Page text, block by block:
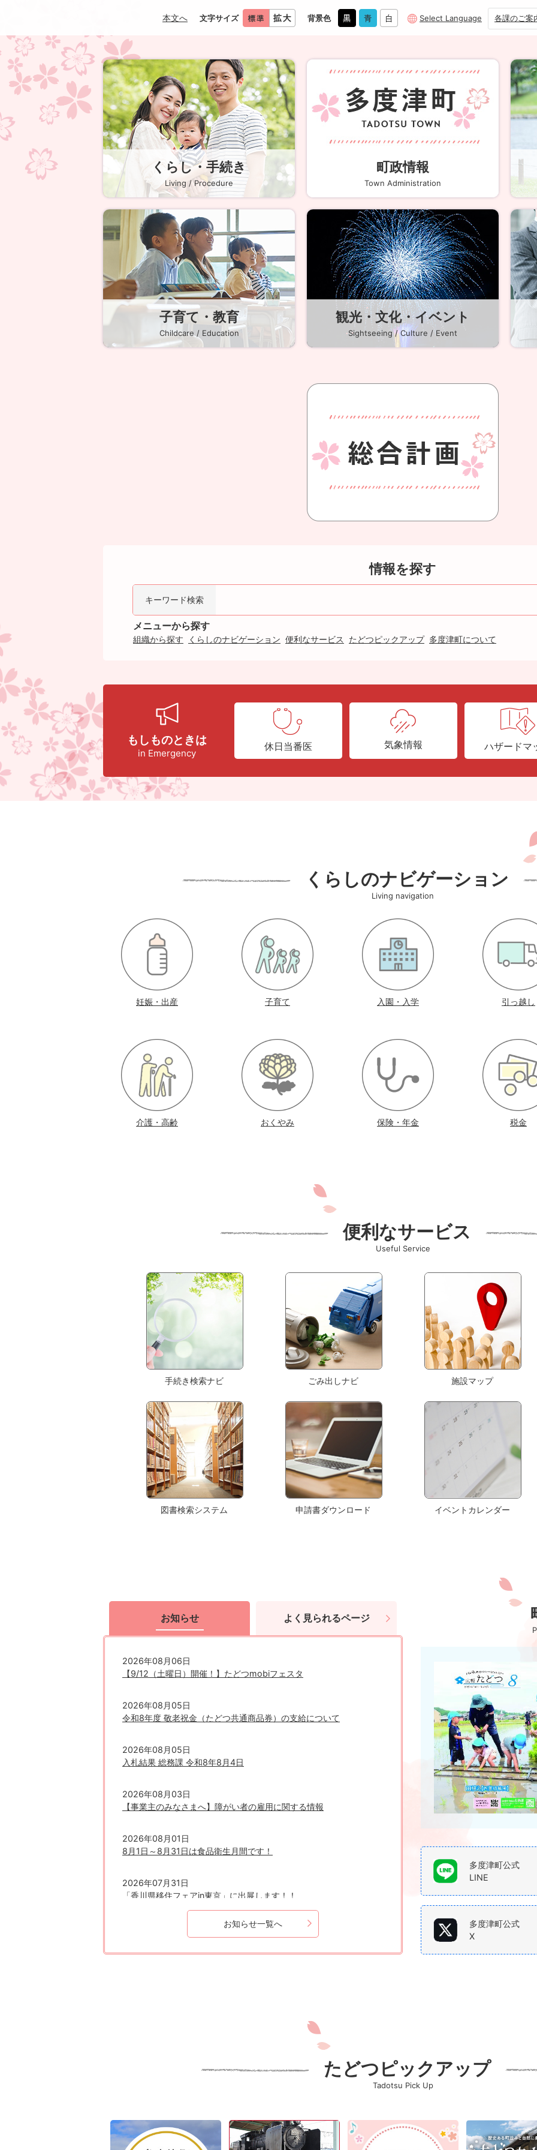
本文へ 文字サイズ 背景色 Select Language 各課のご案
多
度
津
町
TADOTSU
TOWN
くらし・手続き
Living / Procedure
町政情報
Town Administration
子育て・教育
Childcare / Education
観光・文化・イベント
Sightseeing / Culture / Event
情報を探す
キーワード検索
メニューから探す
組織から探す くらしのナビゲーション 便利なサービス たどつピックアップ 多度津町について
もしものときは
in Emergency
休日当番医 気象情報 ハザードマ
くらしのナビゲーション
Living navigation
妊娠・出産 子育て 入園・入学 引っ越し
介護・高齢 おくやみ 保険・年金 税金
便利なサービス
Useful Service
手続き検索ナビ ごみ出しナビ 施設マップ
図書検索システム 申請書ダウンロード イベントカレンダー
お知らせ よく見られるページ
2026年08月06日
【9/12（土曜日）開催！】たどつmobiフェスタ
2026年08月05日
令和8年度 敬老祝金（たどつ共通商品券）の支給について
2026年08月05日
入札結果 総務課 令和8年8月4日
2026年08月03日
【事業主のみなさまへ】障がい者の雇用に関する情報
2026年08月01日
8月1日～8月31日は食品衛生月間です！
2026年07月31日
「香川県移住フェアin東京」に出展します！！
令和8年多度津中学校避難所開設訓練を実施します
お知らせ一覧へ
多度津町公式
LINE
多度津町公式
X
たどつピックアップ
Tadotsu Pick Up
2
枚
3
枚
4
枚
枚